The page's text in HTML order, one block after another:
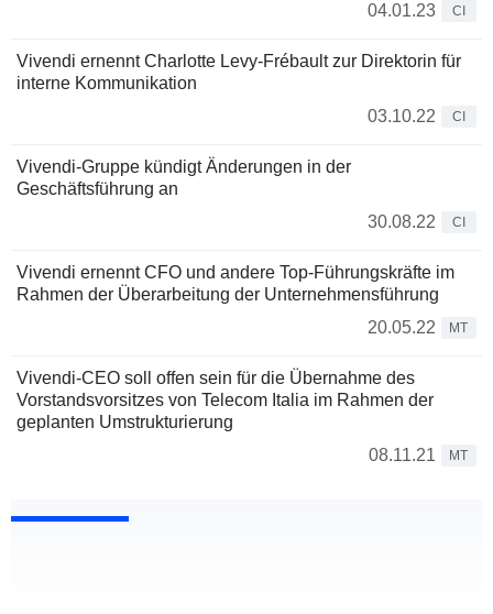
04.01.23
CI
Vivendi ernennt Charlotte Levy-Frébault zur Direktorin für
interne Kommunikation
03.10.22
CI
Vivendi-Gruppe kündigt Änderungen in der
Geschäftsführung an
30.08.22
CI
Vivendi ernennt CFO und andere Top-Führungskräfte im
Rahmen der Überarbeitung der Unternehmensführung
20.05.22
MT
Vivendi-CEO soll offen sein für die Übernahme des
Vorstandsvorsitzes von Telecom Italia im Rahmen der
geplanten Umstrukturierung
08.11.21
MT